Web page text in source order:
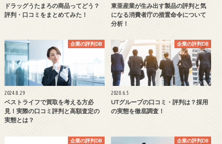
ドラッグうたまろの商品ってどう？
評判・口コミをまとめてみた！
東亜産業が生み出す製品の評判と気
になる消費者庁の措置命令について
分析！
企業の評判DB
2024.8.29
ベストライフで買取を考える方必
見！実際の口コミ評判と高額査定の
実態とは？
企業の評判DB
2020.6.5
UTグループの口コミ・評判は？採用
の実態を徹底調査！
企業の評判DB 企業の評判DB